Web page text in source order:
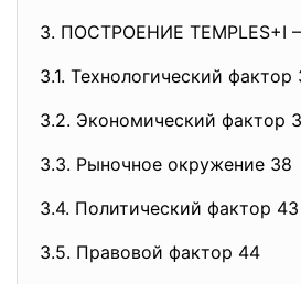
3. ПОСТРОЕНИЕ TEMPLES+I
3.1. Технологический фактор
3.2. Экономический фактор
3.3. Рыночное окружение 38
3.4. Политический фактор 43
3.5. Правовой фактор 44